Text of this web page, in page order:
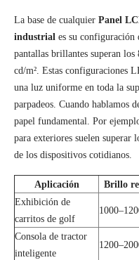
La base de cualquier Panel
industrial es su configuración
pantallas brillantes superan
cd/m². Estas configuraciones
una luz uniforme en toda la
parpadeos. Cuando hablamos
papel fundamental. Por
para exteriores suelen superar
de los dispositivos cotidianos.
Aplicación Brillo
Exhibición de
carritos de golf
Consola de tractor
inteligente